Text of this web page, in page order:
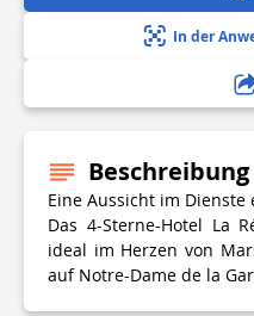
In der
Beschreibung
Eine Aussicht im Dienste
Das 4-Sterne-Hotel La
ideal im Herzen von
auf Notre-Dame de la